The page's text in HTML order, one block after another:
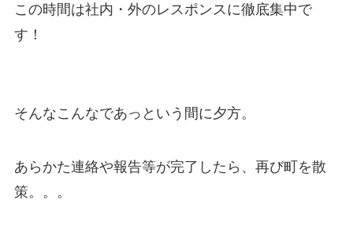
この時間は社内・外のレスポンスに徹底集中で
す！
そんなこんなであっという間に夕方。
あらかた連絡や報告等が完了したら、再び町を散
策。。。